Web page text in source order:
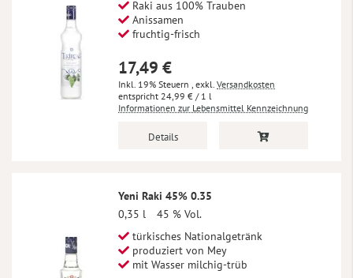
Raki aus 100% Trauben
Anissamen
fruchtig-frisch
17,49 €
Inkl. 19% Steuern , exkl. Versandkosten
24,99 € / 1 l
Informationen zur Lebensmittel Kennzeichnung
Details
Yeni Raki 45% 0.35
0,35 l
45 % Vol.
türkisches Nationalgetränk
produziert von Mey
mit Wasser milchig-trüb